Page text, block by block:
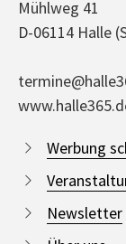
Mühlweg 41
D-06114 Halle
Werbung
Newsletter